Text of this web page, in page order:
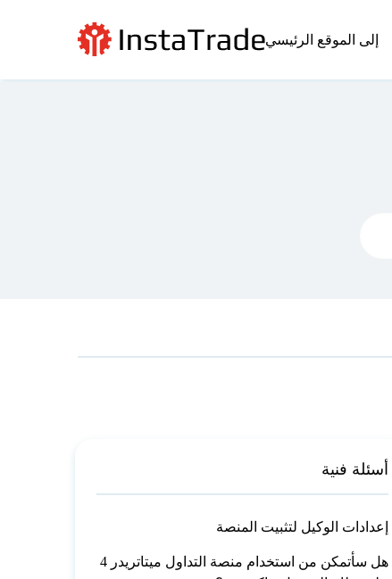
إلى الموقع الرئيسي
أسئلة فنية
إعدادات الوكيل لتثبيت المنصة
هل سأتمكن من استخدام منصة التداول ميتاتريدر 4